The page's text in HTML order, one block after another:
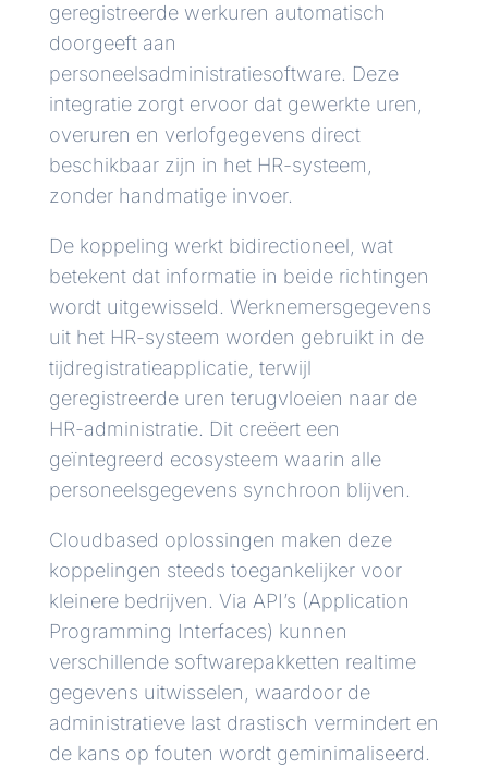
geregistreerde werkuren automatisch
doorgeeft aan
personeelsadministratiesoftware. Deze
integratie zorgt ervoor dat gewerkte uren,
overuren en verlofgegevens direct
beschikbaar zijn in het HR-systeem,
zonder handmatige invoer.
De koppeling werkt bidirectioneel, wat
betekent dat informatie in beide richtingen
wordt uitgewisseld. Werknemersgegevens
uit het HR-systeem worden gebruikt in de
tijdregistratieapplicatie, terwijl
geregistreerde uren terugvloeien naar de
HR-administratie. Dit creëert een
geïntegreerd ecosysteem waarin alle
personeelsgegevens synchroon blijven.
Cloudbased oplossingen maken deze
koppelingen steeds toegankelijker voor
kleinere bedrijven. Via API’s (Application
Programming Interfaces) kunnen
verschillende softwarepakketten realtime
gegevens uitwisselen, waardoor de
administratieve last drastisch vermindert en
de kans op fouten wordt geminimaliseerd.